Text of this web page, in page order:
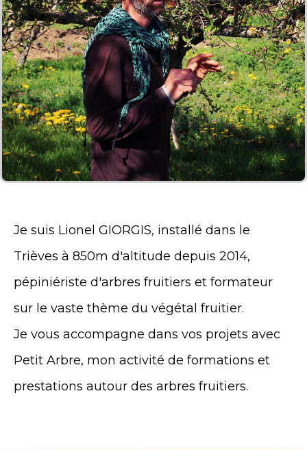
Je suis Lionel GIORGIS, installé dans le
Trièves à 850m d'altitude depuis 2014,
pépiniériste d'arbres fruitiers et formateur
sur le vaste thème du végétal fruitier.
Je vous accompagne dans vos projets avec
Petit Arbre, mon activité de formations et
prestations autour des arbres fruitiers.